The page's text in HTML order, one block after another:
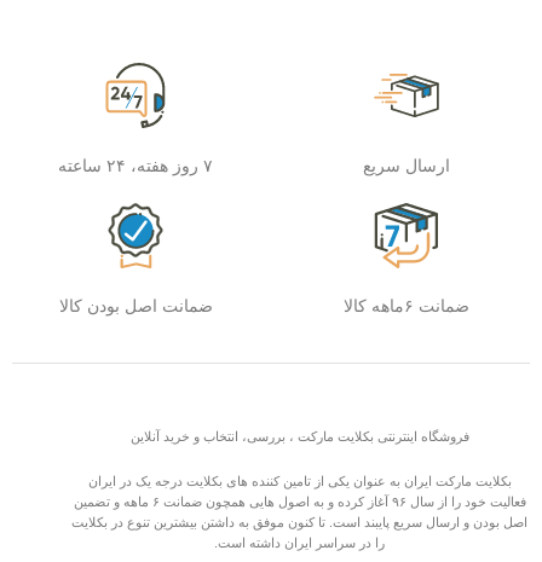
ارسال سریع ۷ روز هفته، ۲۴ ساعته
ضمانت ۶ماهه کالا ضمانت اصل بودن کالا
فروشگاه اینترنتی بکلایت مارکت ، بررسی، انتخاب و خرید آنلاین
بکلایت مارکت ایران به عنوان یکی از تامین کننده های بکلایت درجه یک در ایران
فعالیت خود را از سال ۹۶ آغاز کرده و به اصول هایی همچون ضمانت ۶ ماهه و تضمین
اصل بودن و ارسال سریع پایبند است. تا کنون موفق به داشتن بیشترین تنوع در بکلایت
را در سراسر ایران داشته است.